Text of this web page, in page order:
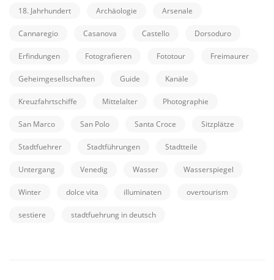
18. Jahrhundert Archäologie Arsenale
Cannaregio Casanova Castello Dorsoduro
Erfindungen Fotografieren Fototour Freimaurer
Geheimgesellschaften Guide Kanäle
Kreuzfahrtschiffe Mittelalter Photographie
San Marco San Polo Santa Croce Sitzplätze
Stadtfuehrer Stadtführungen Stadtteile
Untergang Venedig Wasser Wasserspiegel
Winter dolce vita illuminaten overtourism
sestiere stadtfuehrung in deutsch